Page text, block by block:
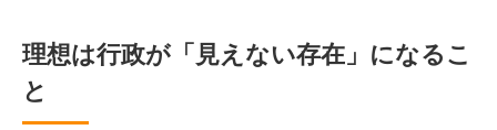
理想は行政が「見えない存在」になるこ
と